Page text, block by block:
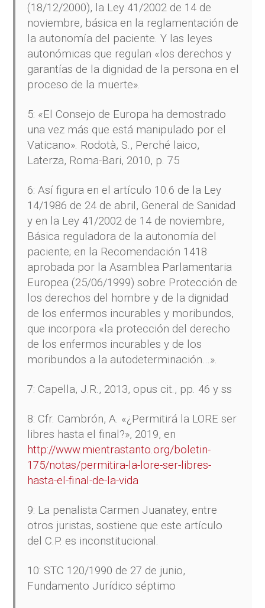
(18/12/2000), la Ley 41/2002 de 14 de
noviembre, básica en la reglamentación de
la autonomía del paciente. Y las leyes
autonómicas que regulan «los derechos y
garantías de la dignidad de la persona en el
proceso de la muerte».
5: «El Consejo de Europa ha demostrado
una vez más que está manipulado por el
Vaticano». Rodotà, S., Perché laico,
Laterza, Roma-Bari, 2010, p. 75
6: Así figura en el artículo 10.6 de la Ley
14/1986 de 24 de abril, General de Sanidad
y en la Ley 41/2002 de 14 de noviembre,
Básica reguladora de la autonomía del
paciente; en la Recomendación 1418
aprobada por la Asamblea Parlamentaria
Europea (25/06/1999) sobre Protección de
los derechos del hombre y de la dignidad
de los enfermos incurables y moribundos,
que incorpora «la protección del derecho
de los enfermos incurables y de los
moribundos a la autodeterminación…».
7: Capella, J.R., 2013, opus cit., pp. 46 y ss
8: Cfr. Cambrón, A. «¿Permitirá la LORE ser
libres hasta el final?», 2019, en
http://www.mientrastanto.org/boletin-
175/notas/permitira-la-lore-ser-libres-
hasta-el-final-de-la-vida
9: La penalista Carmen Juanatey, entre
otros juristas, sostiene que este artículo
del C.P. es inconstitucional.
10: STC 120/1990 de 27 de junio,
Fundamento Jurídico séptimo